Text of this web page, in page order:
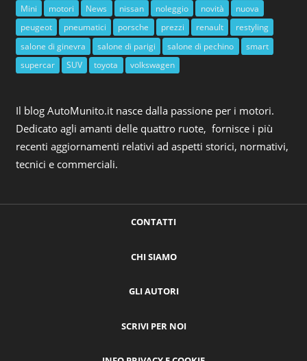
Mini
motori News nissan noleggio novità
nuova
peugeot
pneumatici porsche prezzi renault
restyling
salone di ginevra
salone di parigi salone di pechino
smart
supercar
SUV toyota volkswagen
Il blog AutoMunito.it nasce dalla passione per i motori.
Dedicato agli amanti delle quattro ruote, fornisce i più
recenti aggiornamenti relativi ad aspetti storici, normativi,
tecnici e commerciali.
CONTATTI
CHI SIAMO
GLI AUTORI
SCRIVI PER NOI